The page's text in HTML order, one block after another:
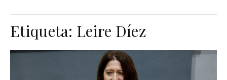
Etiqueta: Leire Díez